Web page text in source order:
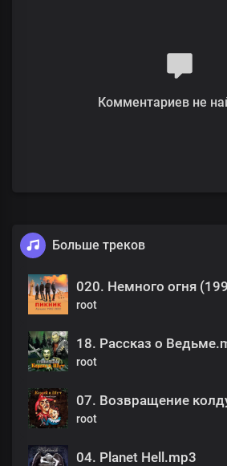
Комментариев не
Больше треков
020. Немного огня
root
18. Рассказ о
root
07. Возвращение
root
04. Planet Hell.mp3